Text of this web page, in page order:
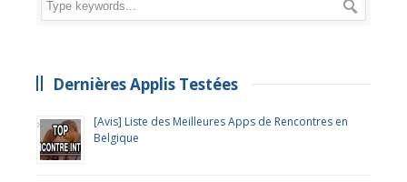
Dernières Applis Testées
[Avis] Liste des Meilleures Apps de Rencontres en
Belgique